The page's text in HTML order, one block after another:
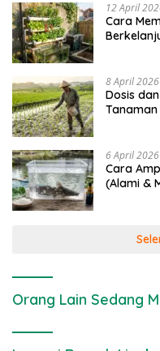
12 April
Cara
8 April 2026
Dosis
6 April 2026
Cara
(Alami &
Orang Lain Sedang